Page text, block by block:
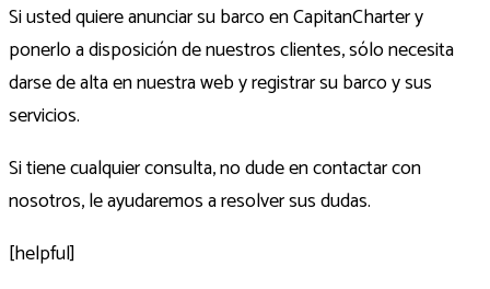
Si usted quiere anunciar su barco en CapitanCharter y
ponerlo a disposición de nuestros clientes, sólo necesita
darse de alta en nuestra web y registrar su barco y sus
servicios.
Si tiene cualquier consulta, no dude en contactar con
nosotros, le ayudaremos a resolver sus dudas.
[helpful]